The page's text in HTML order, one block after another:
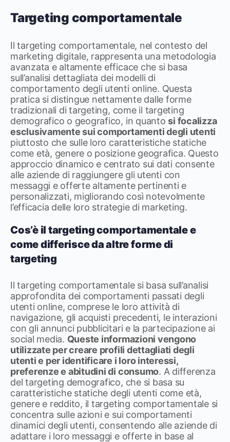
Targeting comportamentale
Il targeting comportamentale, nel contesto del
marketing digitale, rappresenta una metodologia
avanzata e altamente efficace che si basa
sull’analisi dettagliata dei modelli di
comportamento degli utenti online. Questa
pratica si distingue nettamente dalle forme
tradizionali di targeting, come il targeting
demografico o geografico, in quantosi focalizza
esclusivamente sui comportamenti degli utenti
piuttosto che sulle loro caratteristiche statiche
come età, genere o posizione geografica. Questo
approccio dinamico e centrato sui dati consente
alle aziende di raggiungere gli utenti con
messaggi e offerte altamente pertinenti e
personalizzati, migliorando così notevolmente
l’efficacia delle loro strategie di marketing.
Cos’è il targeting comportamentale e
come differisce da altre forme di
targeting
Il targeting comportamentale si basa sull’analisi
approfondita dei comportamenti passati degli
utenti online, comprese le loro attività di
navigazione, gli acquisti precedenti, le interazioni
con gli annunci pubblicitari e la partecipazione ai
social media. Queste informazioni vengono
utilizzate per creare profili dettagliati degli
utenti e per identificare i loro interessi,
preferenze e abitudini di consumo. A differenza
del targeting demografico, che si basa su
caratteristiche statiche degli utenti come età,
genere e reddito, il targeting comportamentale si
concentra sulle azioni e sui comportamenti
dinamici degli utenti, consentendo alle aziende di
adattare i loro messaggi e offerte in base al